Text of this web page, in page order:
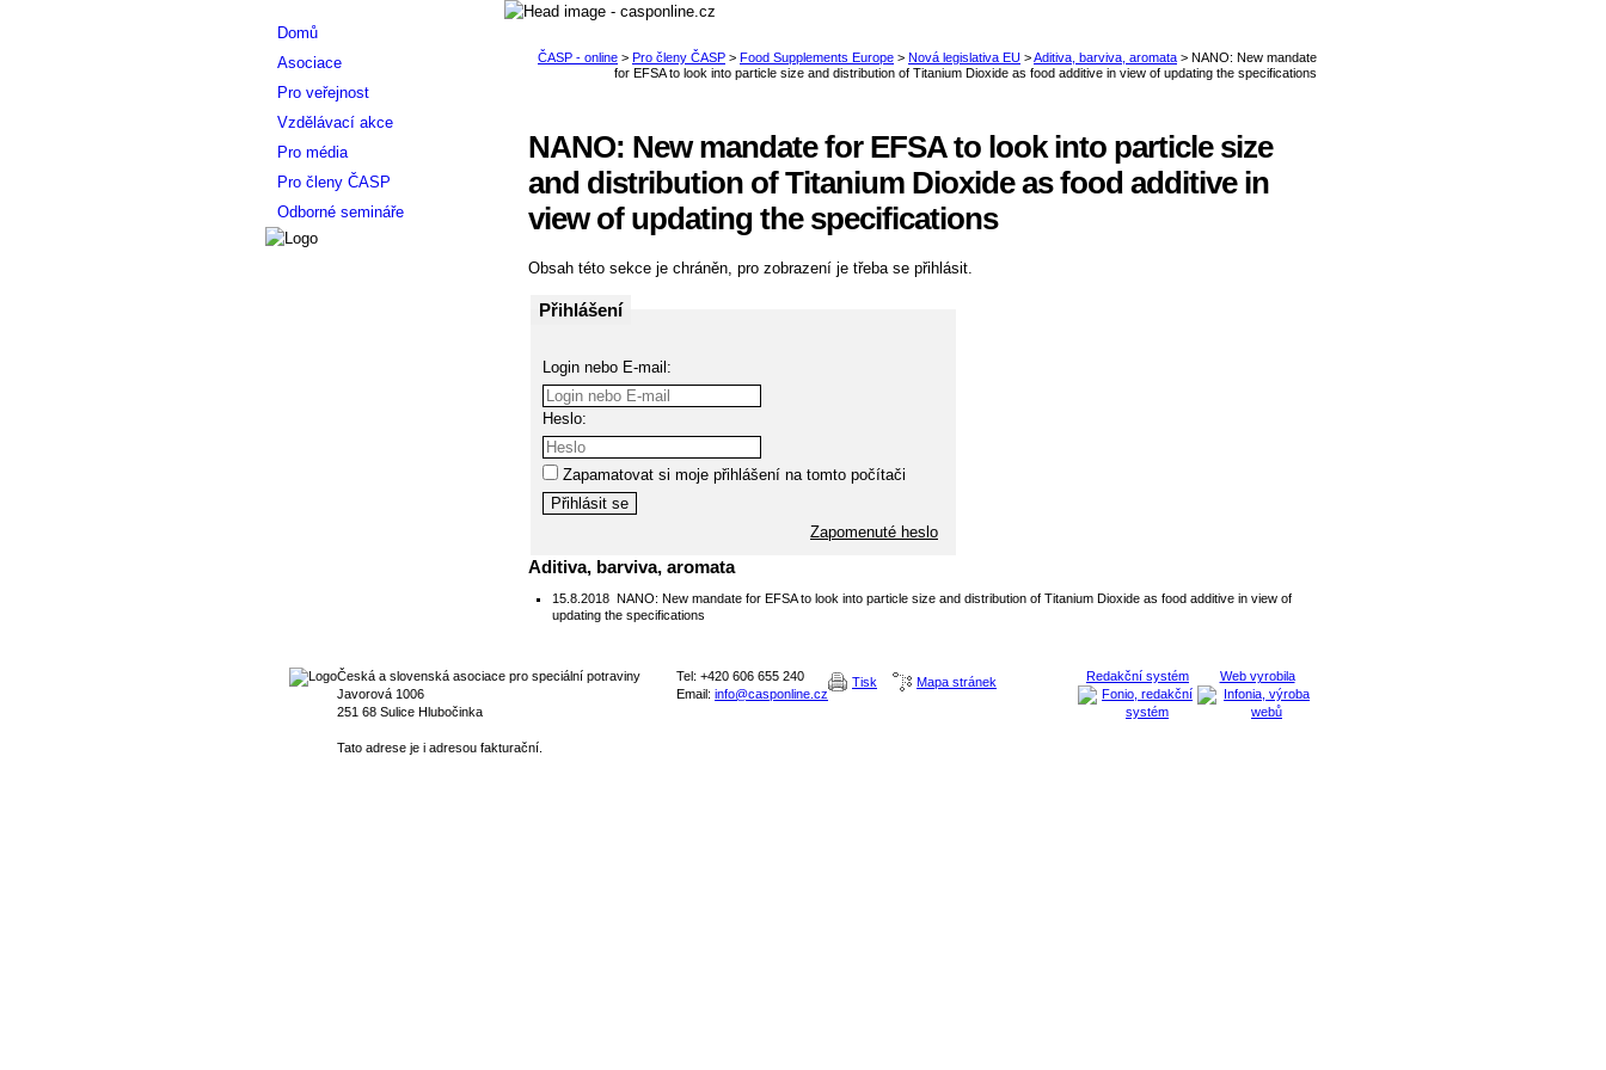
NANO: New mandate for EFSA to look into particle size
and distribution of Titanium Dioxide as food additive in
view of updating the specifications
Obsah této sekce je chráněn, pro zobrazení je třeba se přihlásit.
Přihlášení
Login nebo E-mail:
Heslo:
Zapamatovat si moje přihlášení na tomto počítači
Zapomenuté heslo
Aditiva, barviva, aromata
15.8.2018 NANO: New mandate for EFSA to look into particle size and distribution of Titanium Dioxide as food additive in view of
updating the specifications
Domů
Asociace
Pro veřejnost
Vzdělávací akce
Pro média
Pro členy ČASP
Odborné semináře
Redakční systém Web vyrobila
Česká a slovenská asociace pro speciální potraviny
Javorová 1006
251 68 Sulice Hlubočinka
Tato adrese je i adresou fakturační.
Tel: +420 606 655 240
Email: info@casponline.cz
Tisk Mapa stránek